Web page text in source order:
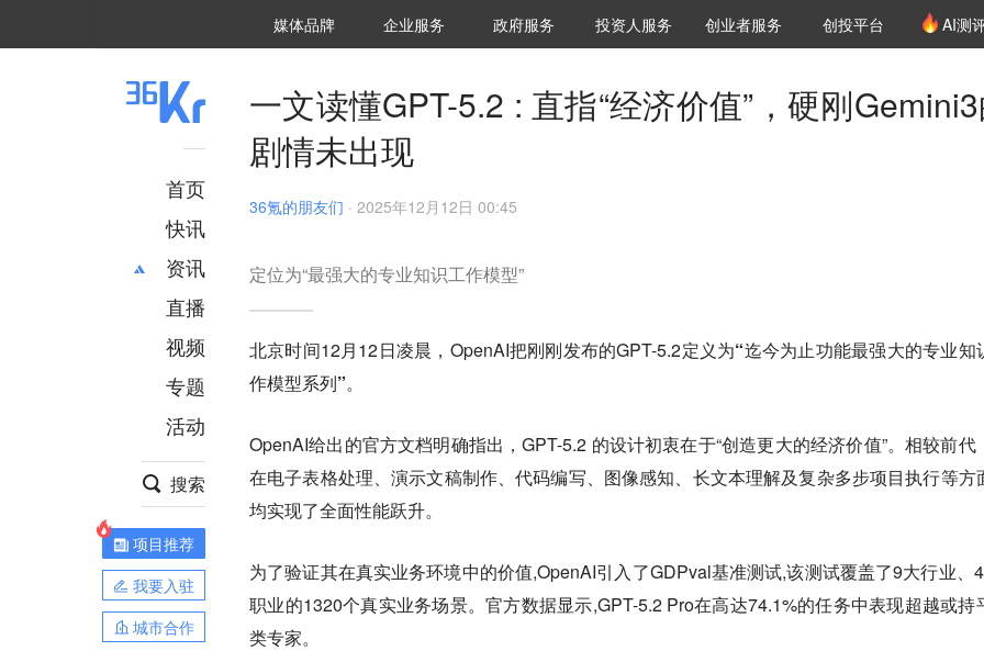
媒体品牌 36Kr研究院
企业服务 城市之窗
政府服务 VClub投资机构库
投资机构职位推介
投资人服务 创投氪堂
创业者服务 创投平台 AI测
首页
快讯
资讯
推荐
财经
项目推荐
安徽
直播
视频
专题
活动
搜索
项目推荐
我要入驻
城市合作
一文读懂GPT-5.2 : 直指“经济价值”，硬刚
剧情未出现
36氪的朋友们 · 2025年12月12日 00:45
定位为“最强大的专业知识工作模型”
北京时间12月12日凌晨，OpenAI把刚刚发布的GPT-5.2定义为“迄今为止功能最强大的专业知
作模型系列”。
OpenAI给出的官方文档明确指出，GPT-5.2 的设计初衷在于“创造更大的经济价值”。相较前代
在电子表格处理、演示文稿制作、代码编写、图像感知、长文本理解及复杂多步项目执行等方
均实现了全面性能跃升。
为了验证其在真实业务环境中的价值,OpenAI引入了GDPval基准测试,该测试覆盖了9大行业、
职业的1320个真实业务场景。官方数据显示,GPT-5.2 Pro在高达74.1%的任务中表现超越或持
类专家。